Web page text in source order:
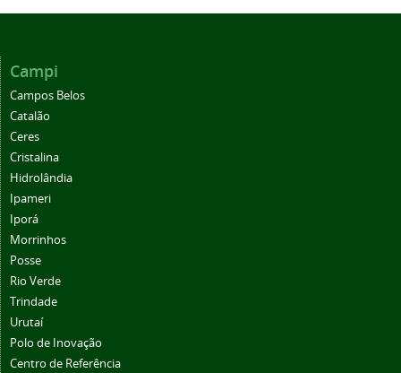
Campi
Campos Belos
Catalão
Ceres
Cristalina
Hidrolândia
Ipameri
Iporá
Morrinhos
Posse
Rio Verde
Trindade
Urutaí
Polo de Inovação
Centro de Referência